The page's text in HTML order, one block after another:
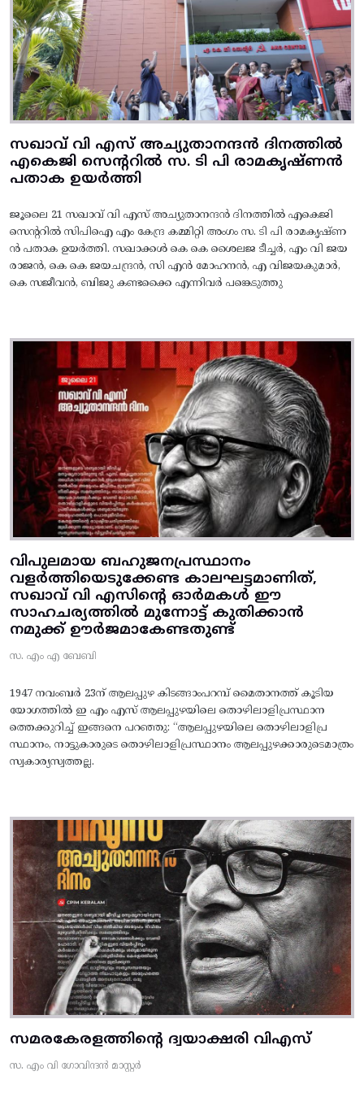
സഖാവ് വി എസ് അച്യുതാനന്ദൻ ദിനത്തിൽ
എകെജി സെന്ററിൽ സ. ടി പി രാമകൃഷ്‌ണൻ
പതാക ഉയർത്തി
ജൂലൈ 21 സഖാവ് വി എസ് അച്യുതാനന്ദൻ ദിനത്തിൽ എകെജി
സെന്ററിൽ സിപിഐ എം കേന്ദ്ര കമ്മിറ്റി അംഗം സ. ടി പി രാമകൃഷ്‌ണ
ൻ പതാക ഉയർത്തി. സഖാക്കൾ കെ കെ ശൈലജ ടീച്ചർ, എം വി ജയ
രാജൻ, കെ കെ ജയചന്ദ്രൻ, സി എൻ മോഹനൻ, എ വിജയകുമാർ,
കെ സജീവൻ, ബിജു കണ്ടക്കൈ എന്നിവർ പങ്കെടുത്തു
വിപുലമായ ബഹുജനപ്രസ്ഥാനം
വളർത്തിയെടുക്കേണ്ട കാലഘട്ടമാണിത്,
സഖാവ് വി എസിന്റെ ഓർമകൾ ഈ
സാഹചര്യത്തിൽ മുന്നോട്ട്‌ കുതിക്കാൻ
നമുക്ക് ഊർജമാകേണ്ടതുണ്ട്
സ. എം എ ബേബി
1947 നവംബർ 23ന് ആലപ്പുഴ കിടങ്ങാംപറമ്പ്‌ മൈതാനത്ത്‌ കൂടിയ
യോഗത്തിൽ ഇ എം എസ് ആലപ്പുഴയിലെ തൊഴിലാളിപ്രസ്ഥാന
ത്തെക്കുറിച്ച് ഇങ്ങനെ പറഞ്ഞു: “ആലപ്പുഴയിലെ തൊഴിലാളിപ്ര
സ്ഥാനം, നാട്ടുകാരുടെ തൊഴിലാളിപ്രസ്ഥാനം ആലപ്പുഴക്കാരുടെമാത്രം
സ്വകാര്യസ്വത്തല്ല.
സമരകേരളത്തിൻ്റെ ദ്വയാക്ഷരി വിഎസ്
സ. എം വി ഗോവിന്ദൻ മാസ്റ്റർ